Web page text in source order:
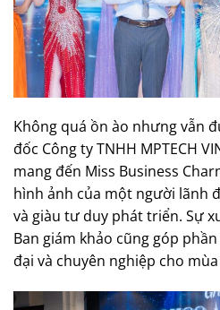
Không quá ồn ào nhưng vẫn
đốc Công ty TNHH MPTECH
mang đến Miss Business
hình ảnh của một người lãnh
và giàu tư duy phát triển. Sự
Ban giám khảo cũng góp
đại và chuyên nghiệp cho